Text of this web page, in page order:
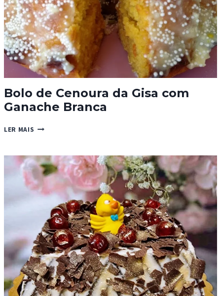
Bolo de Cenoura da Gisa com
Ganache Branca
LER MAIS BOLO
DA
GISA
COM
GANACHE
BRANCA